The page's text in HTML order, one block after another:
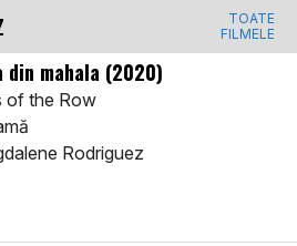
TOATE
FILMELE
din mahala (2020)
of the Row
Rodriguez